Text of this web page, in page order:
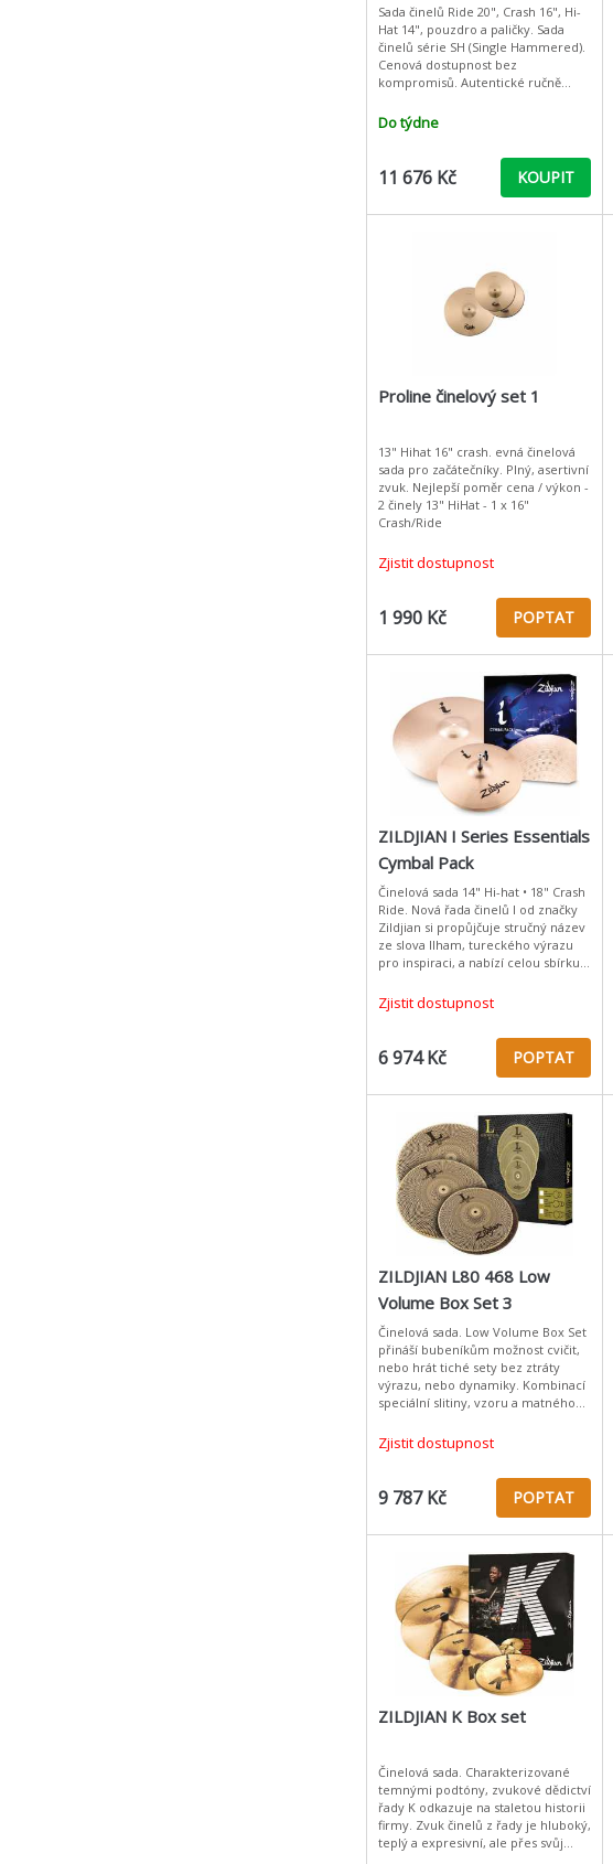
Sada činelů Ride 20", Crash 16", Hi-
Hat 14", pouzdro a paličky. Sada
činelů série SH (Single Hammered).
Cenová dostupnost bez
kompromisů. Autentické ručně
cenu přijatelnou pro všechny b
Do týdne
11 676 Kč KOUPIT
Proline činelový set 1
13" Hihat 16" crash. evná činelová
sada pro začátečníky. Plný, asertivní
zvuk. Nejlepší poměr cena / výkon -
2 činely 13" HiHat - 1 x 16"
Crash/Ride
Zjistit dostupnost
1 990 Kč POPTAT
ZILDJIAN I Series Essentials
Cymbal Pack
Činelová sada 14" Hi-hat • 18" Crash
Ride. Nová řada činelů I od značky
Zildjian si propůjčuje stručný název
ze slova Ilham, tureckého výrazu
pro inspiraci, a nabízí celou sbírku
vaši hr
Zjistit dostupnost
6 974 Kč POPTAT
ZILDJIAN L80 468 Low
Volume Box Set 3
Činelová sada. Low Volume Box Set
přináší bubeníkům možnost cvičit,
nebo hrát tiché sety bez ztráty
výrazu, nebo dynamiky. Kombinací
speciální slitiny, vzoru a matného
vyšších frekvencí
Zjistit dostupnost
9 787 Kč POPTAT
ZILDJIAN K Box set
Činelová sada. Charakterizované
temnými podtóny, zvukové dědictví
řady K odkazuje na staletou historii
firmy. Zvuk činelů z řady je hluboký,
teplý a expresivní, ale přes svůj